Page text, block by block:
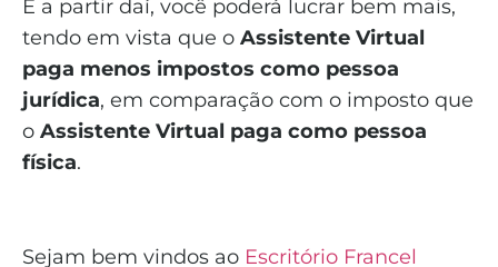
E a partir daí, você poderá lucrar bem mais,
tendo em vista que o Assistente Virtual
paga menos impostos como pessoa
jurídica, em comparação com o imposto que
o Assistente Virtual paga como pessoa
física.
Sejam bem vindos ao Escritório Francel